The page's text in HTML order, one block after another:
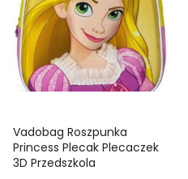
Vadobag Roszpunka
Princess Plecak Plecaczek
3D Przedszkola